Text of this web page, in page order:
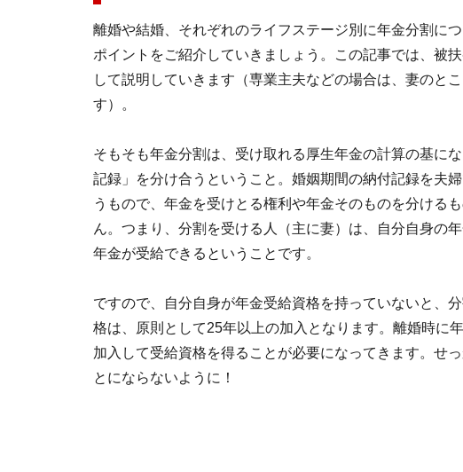
離婚や結婚、それぞれのライフステージ別に年金分割に
ポイントをご紹介していきましょう。この記事では、被
して説明していきます（専業主夫などの場合は、妻のと
す）。
そもそも年金分割は、受け取れる厚生年金の計算の基に
記録」を分け合うということ。婚姻期間の納付記録を夫
うもので、年金を受けとる権利や年金そのものを分ける
ん。つまり、分割を受ける人（主に妻）は、自分自身の
年金が受給できるということです。
ですので、自分自身が年金受給資格を持っていないと、
格は、原則として25年以上の加入となります。離婚時に
加入して受給資格を得ることが必要になってきます。せ
とにならないように！